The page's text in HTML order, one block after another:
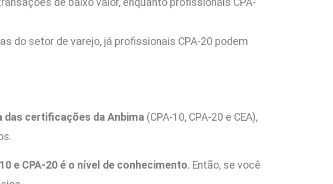
de baixo valor, enquanto profissionais CPA-
do setor de varejo, já profissionais CPA-20 podem
das certificações da Anbima (CPA-10, CPA-20 e CEA),
e CPA-20 é o nível de conhecimento. Então, se você